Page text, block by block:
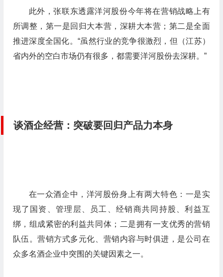
此外，张联东透露洋河股份今年将在营销战略上有
所调整，第一是回归大本营，深耕大本营；第二是全面
推进深度全国化。“虽然行业的竞争很激烈，但（江苏）
省内外的空白市场仍有很多，都需要洋河股份去深耕。”
谈酒企经营：突破要回归产品力本身
在一众酒企中，洋河股份身上有两大特色：一是实
现了国资、管理层、员工、经销商共同持股、利益互
绑，组成紧密的利益共同体；二是拥有一支优秀的营销
队伍。营销方式多元化、营销内容与时俱进，是公司在
众多名酒企业中突围的关键因素之一。